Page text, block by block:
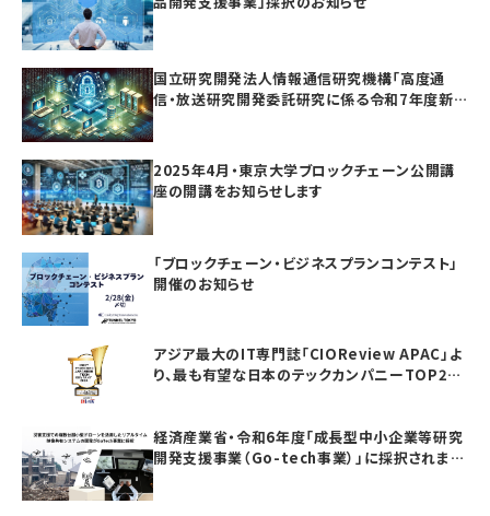
国立研究開発法人情報通信研究機構「高度通
信・放送研究開発委託研究に係る令和7年度新
2025年4月・東京大学ブロックチェーン公開講
座の開講をお知らせします
「ブロックチェーン・ビジネスプランコンテスト」
開催のお知らせ
アジア最大のIT専門誌「CIOReview APAC」よ
り、最も有望な日本のテックカンパニーTOP20
経済産業省・令和6年度「成長型中小企業等研究
開発支援事業（Go-tech事業）」に採択されまし